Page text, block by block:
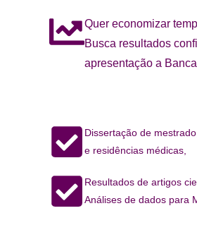
Quer economizar
Busca resultados
apresentação a
Dissertação de
e residências médicas,
Resultados de artigos
Análises de dados para